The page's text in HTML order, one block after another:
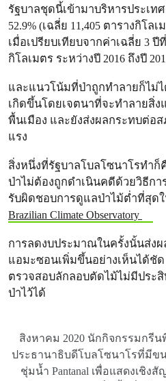
รัฐบาลชุดนี้เข้ามาบริหารประเ
52.9% (เฉลี่ย 11,405 ตารางกิโล
เมื่อเปรียบเทียบจากค่าเฉลี่ย 3 ปี
กิโลเมตร ระหว่างปี 2016 ถึงปี
และแนวโน้มที่ป่าถูกทำลายก็ไม่
เกิดขึ้นโดยเจตนาที่จะทำลายสิ่
พื้นเมือง และยังส่งผลกระทบต่อ
แรง
สิ่งหนึ่งที่รัฐบาลโบลโซนาโรทำ
ป่าไม่ต้องถูกดำเนินคดีด้วยวิธีก
รับผิดชอบการดูแลป่าไม้ต่ำที่สุดใ
Brazilian Climate Observatory
การลดงบประมาณในครั้งนั้นส่ง
แอมะซอนเพิ่มขึ้นอย่างเห็นได้ชั
ตรวจสอบลักลอบตัดไม้ไม่มีประ
ป่าไว้ได้
สิงหาคม 2020 นักกิจกรรมกรี
ประธานาธิบดีโบลโซนาโรที่มีข
ชุ่มน้ำ Pantanal เพื่อแสดงเชิ